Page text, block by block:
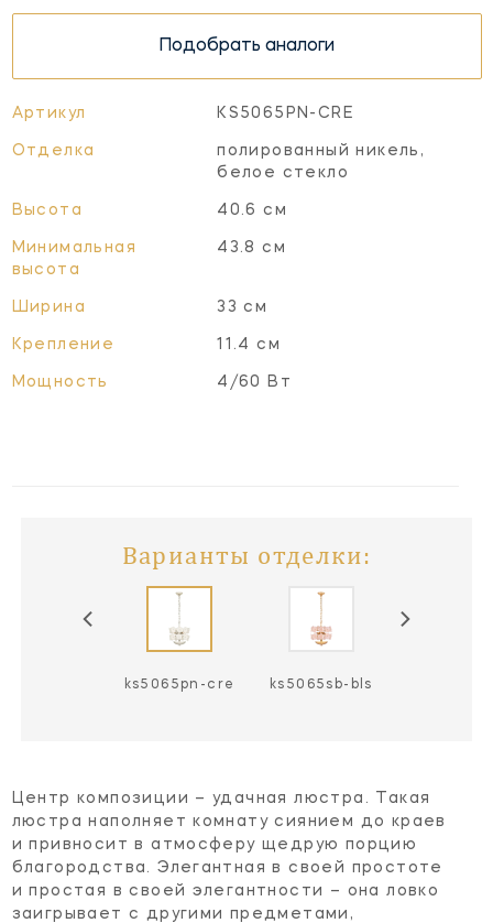
Подобрать аналоги
Артикул KS5065PN-CRE
Отделка
полированный никель,
белое стекло
Высота 40.6 см
Минимальная
высота
43.8 см
Ширина 33 см
Крепление 11.4 см
Мощность 4/60 Вт
Варианты отделки:
ks5065pn-cre ks5065sb-bls
Центр композиции – удачная люстра. Такая
люстра наполняет комнату сиянием до краев
и привносит в атмосферу щедрую порцию
благородства. Элегантная в своей простоте
и простая в своей элегантности – она ловко
заигрывает с другими предметами,